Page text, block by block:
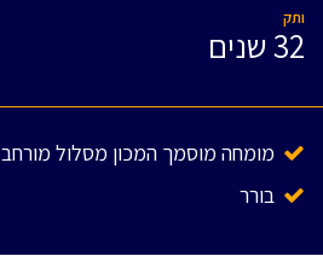
ותק
32 שנים
מומחה מוסמך המכון מסלול מורחב
בורר